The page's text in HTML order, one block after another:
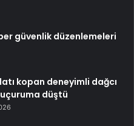
güvenlik düzenlemeleri
kopan deneyimli dağcı
düştü